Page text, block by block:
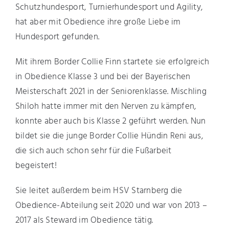
Schutzhundesport, Turnierhundesport und Agility,
hat aber mit Obedience ihre große Liebe im
Hundesport gefunden.
Mit ihrem Border Collie Finn startete sie erfolgreich
in Obedience Klasse 3 und bei der Bayerischen
Meisterschaft 2021 in der Seniorenklasse. Mischling
Shiloh hatte immer mit den Nerven zu kämpfen,
konnte aber auch bis Klasse 2 geführt werden. Nun
bildet sie die junge Border Collie Hündin Reni aus,
die sich auch schon sehr für die Fußarbeit
begeistert!
Sie leitet außerdem beim HSV Starnberg die
Obedience-Abteilung seit 2020 und war von 2013 –
2017 als Steward im Obedience tätig.